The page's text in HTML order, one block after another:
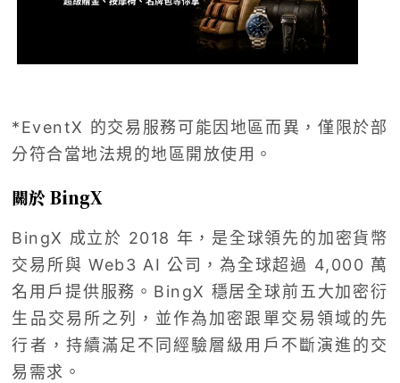
*EventX 的交易服務可能因地區而異，僅限於部
分符合當地法規的地區開放使用。
關於 BingX
BingX 成立於 2018 年，是全球領先的加密貨幣
交易所與 Web3 AI 公司，為全球超過 4,000 萬
名用戶提供服務。BingX 穩居全球前五大加密衍
生品交易所之列，並作為加密跟單交易領域的先
行者，持續滿足不同經驗層級用戶不斷演進的交
易需求。